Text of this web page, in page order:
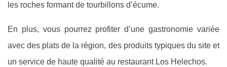
les roches formant de tourbillons d’écume.
En plus, vous pourrez profiter d’une gastronomie variée
avec des plats de la région, des produits typiques du site et
un service de haute qualité au restaurant Los Helechos.